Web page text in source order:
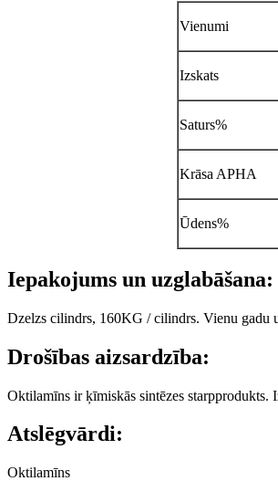
Vienumi
Izskats
Saturs%
Krāsa APHA
Ūdens%
Iepakojums un uzglabāšana:
Dzelzs cilindrs, 160KG / cilindrs. Vienu gadu
Drošības aizsardzība:
Oktilamīns ir ķīmiskās sintēzes starpprodukts.
Atslēgvārdi:
Oktilamīns